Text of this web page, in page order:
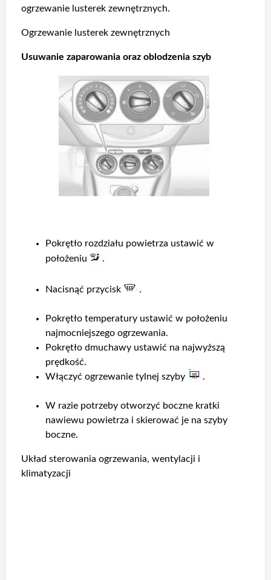
ogrzewanie lusterek zewnętrznych.
Ogrzewanie lusterek zewnętrznych
Usuwanie zaparowania oraz oblodzenia szyb
Pokrętło rozdziału powietrza ustawić w
położeniu
.
Nacisnąć przycisk .
Pokrętło temperatury ustawić w położeniu
najmocniejszego ogrzewania.
Pokrętło dmuchawy ustawić na najwyższą
prędkość.
Włączyć ogrzewanie tylnej szyby
.
W razie potrzeby otworzyć boczne kratki
nawiewu powietrza i skierować je na szyby
boczne.
Układ sterowania ogrzewania, wentylacji i
klimatyzacji